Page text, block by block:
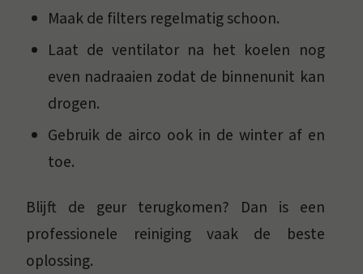
Maak de filters regelmatig schoon.
Laat de ventilator na het koelen nog
even nadraaien zodat de binnenunit kan
drogen.
Gebruik de airco ook in de winter af en
toe.
Blijft de geur terugkomen? Dan is een
professionele reiniging vaak de beste
oplossing.